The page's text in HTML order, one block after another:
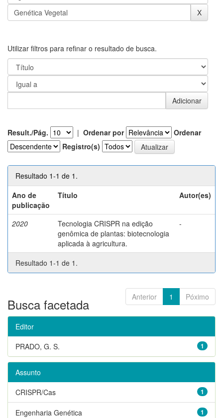
Utilizar filtros para refinar o resultado de busca.
Result./Pág. | Ordenar por
Ordenar
Registro(s)
Resultado 1-1 de 1.
Ano de
publicação
Título Autor(es)
2020
Tecnologia CRISPR na edição
genômica de plantas: biotecnologia
aplicada à agricultura.
-
Resultado 1-1 de 1.
Anterior 1 Póximo
Busca facetada
Editor
1
PRADO, G. S.
Assunto
1
CRISPR/Cas
1
Engenharia Genética